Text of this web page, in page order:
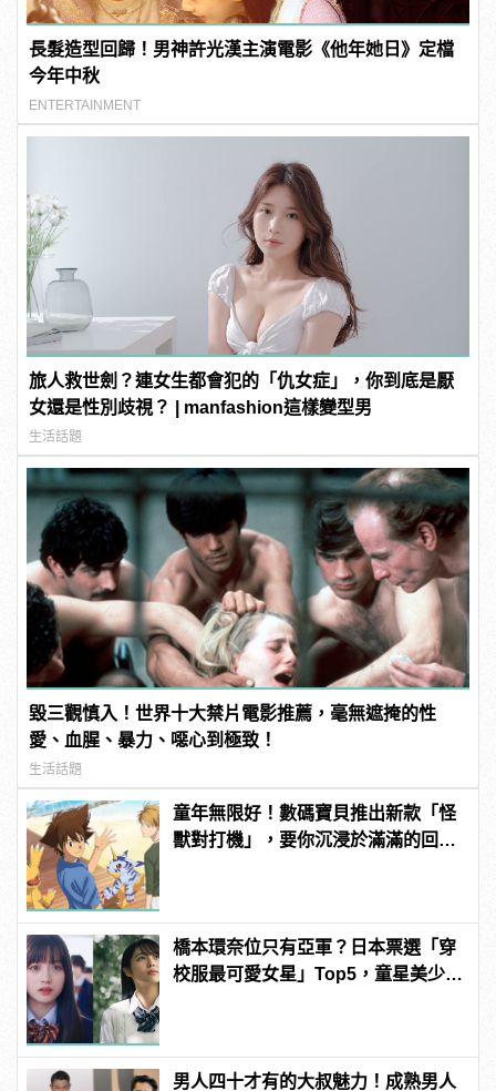
長髮造型回歸！男神許光漢主演電影《他年她日》定檔
今年中秋
ENTERTAINMENT
旅人救世劍？連女生都會犯的「仇女症」，你到底是厭
女還是性別歧視？ | manfashion這樣變型男
生活話題
毀三觀慎入！世界十大禁片電影推薦，毫無遮掩的性
愛、血腥、暴力、噁心到極致！
生活話題
童年無限好！數碼寶貝推出新款「怪
獸對打機」，要你沉浸於滿滿的回憶
橋本環奈位只有亞軍？日本票選「穿
校服最可愛女星」Top5，童星美少女
男人四十才有的大叔魅力！成熟男人